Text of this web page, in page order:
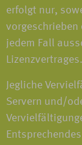
erfolgt nur,
jedem Fall
Lizenzvertrages.
Jegliche
Servern und/